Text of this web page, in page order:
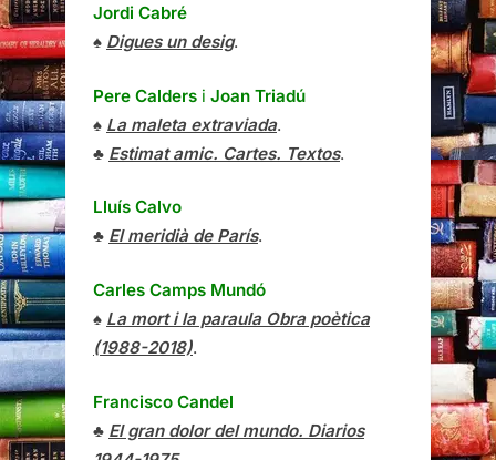
Jordi Cabré
♠ Digues un desig.
Pere Calders i Joan Triadú
♠ La maleta extraviada.
♣ Estimat amic. Cartes. Textos.
Lluís Calvo
♣ El meridià de París.
Carles Camps Mundó
♠ La mort i la paraula Obra poètica
(1988-2018).
Francisco Candel
♣ El gran dolor del mundo. Diarios